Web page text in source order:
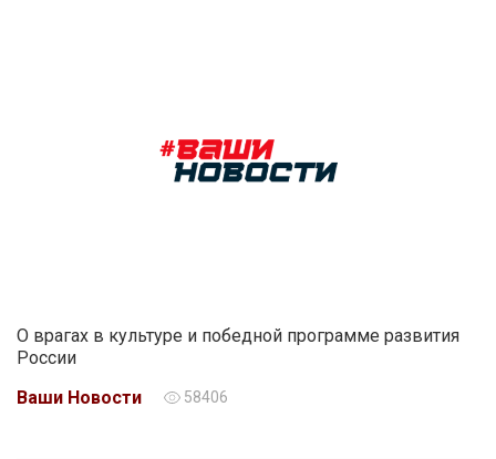
О врагах в культуре и победной программе развития
России
Ваши Новости
58406